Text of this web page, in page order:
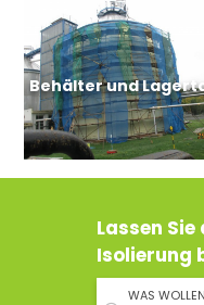
Behälter und
Lassen
Isolierung
WAS